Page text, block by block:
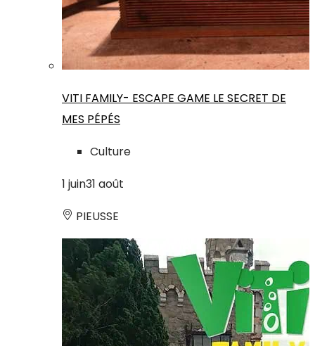
VITI FAMILY- ESCAPE GAME LE SECRET DE
MES PÉPÉS
Culture
1 juin31 août
PIEUSSE